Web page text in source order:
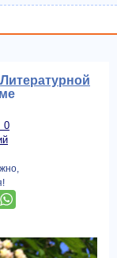
Литературной
0